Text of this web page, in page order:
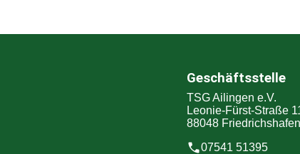
Geschäftsstelle
TSG Ailingen e.V.
Leonie-Fürst-Straße
88048 Friedrichshafen
07541 51395